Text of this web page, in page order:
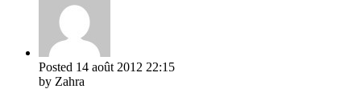
Posted 14 août 2012 22:15
by Zahra